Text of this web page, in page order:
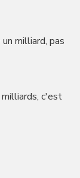
milliard, pas
c'est